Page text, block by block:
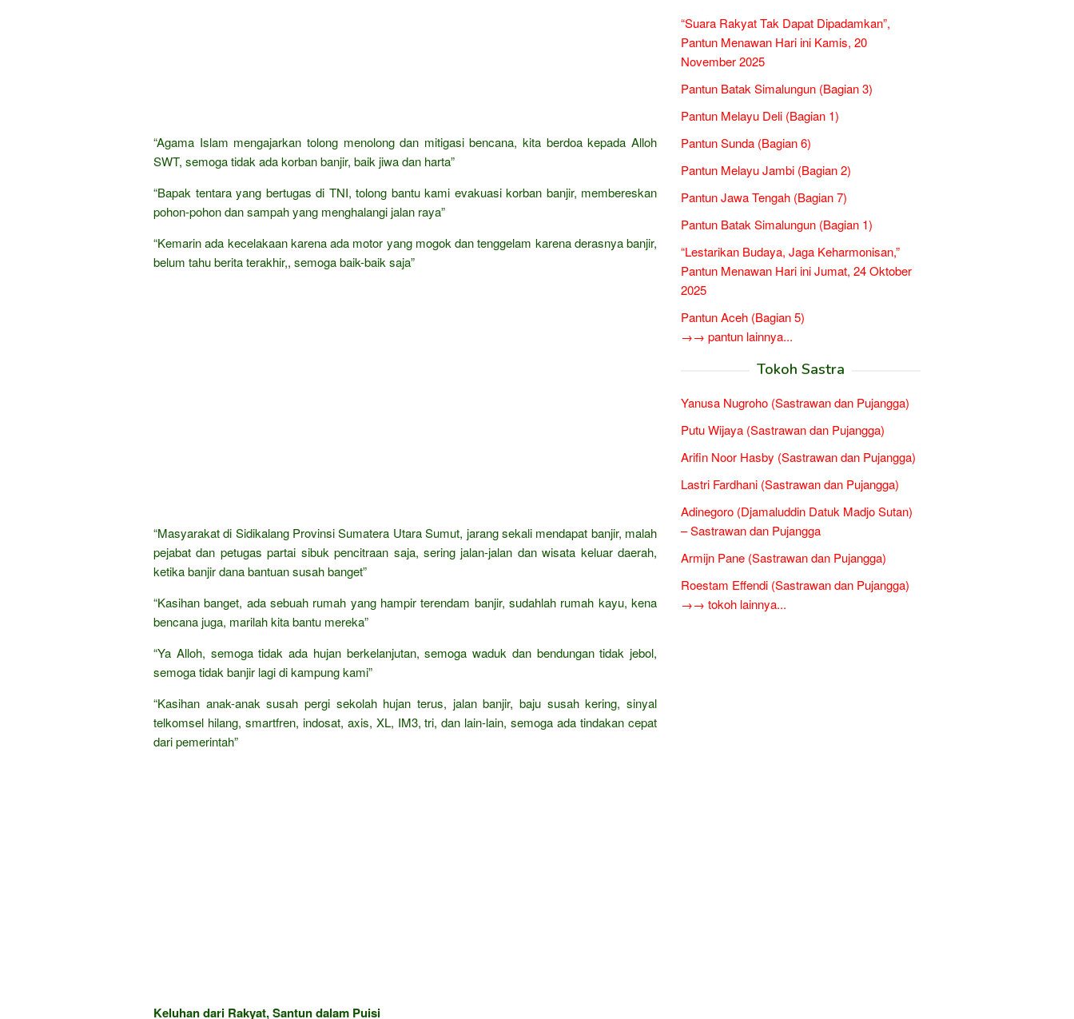
“Agama Islam mengajarkan tolong menolong dan mitigasi bencana, kita berdoa kepada Alloh
SWT, semoga tidak ada korban banjir, baik jiwa dan harta”
“Bapak tentara yang bertugas di TNI, tolong bantu kami evakuasi korban banjir, membereskan
pohon-pohon dan sampah yang menghalangi jalan raya”
“Kemarin ada kecelakaan karena ada motor yang mogok dan tenggelam karena derasnya banjir,
belum tahu berita terakhir,, semoga baik-baik saja”
“Masyarakat di Sidikalang Provinsi Sumatera Utara Sumut, jarang sekali mendapat banjir, malah
pejabat dan petugas partai sibuk pencitraan saja, sering jalan-jalan dan wisata keluar daerah,
ketika banjir dana bantuan susah banget”
“Kasihan banget, ada sebuah rumah yang hampir terendam banjir, sudahlah rumah kayu, kena
bencana juga, marilah kita bantu mereka”
“Ya Alloh, semoga tidak ada hujan berkelanjutan, semoga waduk dan bendungan tidak jebol,
semoga tidak banjir lagi di kampung kami”
“Kasihan anak-anak susah pergi sekolah hujan terus, jalan banjir, baju susah kering, sinyal
telkomsel hilang, smartfren, indosat, axis, XL, IM3, tri, dan lain-lain, semoga ada tindakan cepat
dari pemerintah”
Keluhan dari Rakyat, Santun dalam Puisi
“Suara Rakyat Tak Dapat Dipadamkan”,
Pantun Menawan Hari ini Kamis, 20
November 2025
Pantun Batak Simalungun (Bagian 3)
Pantun Melayu Deli (Bagian 1)
Pantun Sunda (Bagian 6)
Pantun Melayu Jambi (Bagian 2)
Pantun Jawa Tengah (Bagian 7)
Pantun Batak Simalungun (Bagian 1)
“Lestarikan Budaya, Jaga Keharmonisan,”
Pantun Menawan Hari ini Jumat, 24 Oktober
2025
Pantun Aceh (Bagian 5)
→→ pantun lainnya...
Tokoh Sastra
Yanusa Nugroho (Sastrawan dan Pujangga)
Putu Wijaya (Sastrawan dan Pujangga)
Arifin Noor Hasby (Sastrawan dan Pujangga)
Lastri Fardhani (Sastrawan dan Pujangga)
Adinegoro (Djamaluddin Datuk Madjo Sutan)
– Sastrawan dan Pujangga
Armijn Pane (Sastrawan dan Pujangga)
Roestam Effendi (Sastrawan dan Pujangga)
→→ tokoh lainnya...